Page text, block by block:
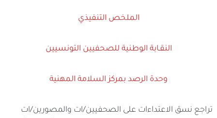
الملخص التنفيذي
النقـابة الوطنية للصحفيين التونسيين
وحدة الرصد بمركز السلامة المهنية
تراجع نسق الاعتداءات على الصحفيين/ات والمصورين/ات